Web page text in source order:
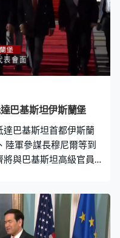
巴基斯坦伊斯蘭堡
達巴基斯坦首都伊斯蘭
陸軍參謀長穆尼爾等到
與巴基斯坦高級官員
普女婿庫什納周六早
旋下與伊朗談判。白
展，美方所有成員隨